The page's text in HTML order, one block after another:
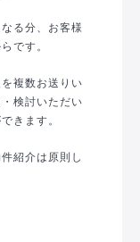
る分、お客様
です。
複数お送りい
検討いただい
きます。
紹介は原則し